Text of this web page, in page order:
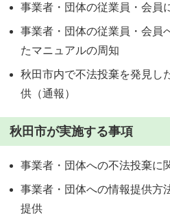
事業者・団体の従業員・会員
事業者・団体の従業員・会員
たマニュアルの周知
秋田市内で不法投棄を発見し
供（通報）
秋田市が実施する事項
事業者・団体への不法投棄に
事業者・団体への情報提供方
提供